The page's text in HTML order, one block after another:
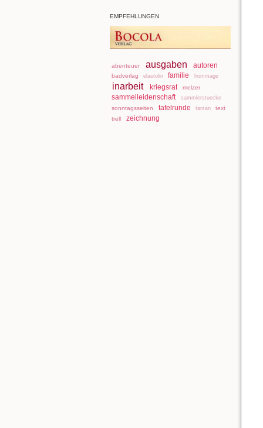
EMPFEHLUNGEN
abenteuer ausgaben autoren
badverlag elastolin familie hommage
inarbeit kriegsrat melzer
sammelleidenschaft sammlerstuecke
sonntagsseiten tafelrunde tarzan
text
trell
zeichnung